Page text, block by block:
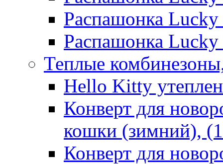
Распашонка
Распашонка
Теплые
Hello Kitty
Конверт для
кошки (зимний),
Конверт для